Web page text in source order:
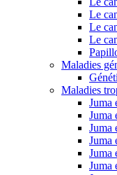
Le
Le
Le
Maladies
Maladies
Juma
Juma
Juma
Juma
Juma
Juma